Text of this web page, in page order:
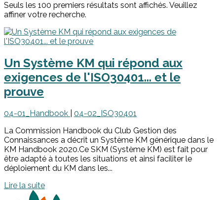
Seuls les 100 premiers résultats sont affichés. Veuillez
affiner votre recherche.
Un Système KM qui répond aux
exigences de l'ISO30401... et le
prouve
04-01_Handbook
04-02_ISO30401
La Commission Handbook du Club Gestion des
Connaissances a décrit un Système KM générique dans le
KM Handbook 2020.Ce SKM (Système KM) est fait pour
être adapté à toutes les situations et ainsi faciliter le
déploiement du KM dans les...
Lire la suite